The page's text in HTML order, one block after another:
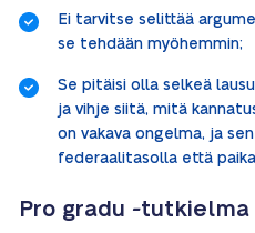
Ei tarvitse selittää
se tehdään myöhemmin;
Se pitäisi olla selkeä
ja vihje siitä, mitä
on vakava ongelma, ja
federaalitasolla että
Pro gradu -tutkielma